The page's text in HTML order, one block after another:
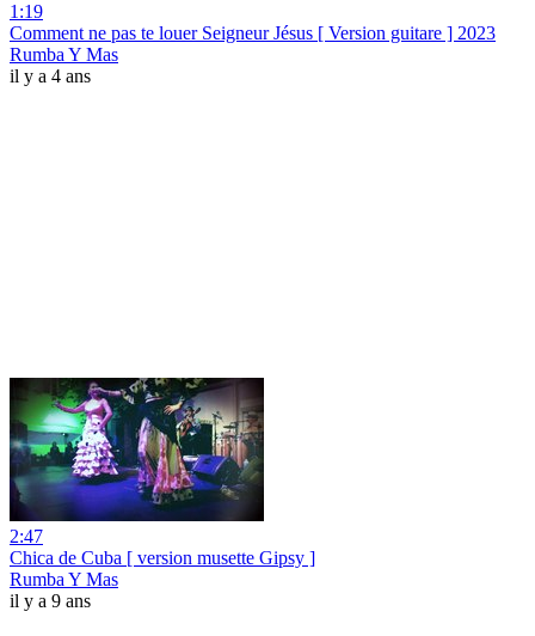
1:19
Comment ne pas te louer Seigneur Jésus [ Version guitare ] 2023
Rumba Y Mas
il y a 4 ans
2:47
Chica de Cuba [ version musette Gipsy ]
Rumba Y Mas
il y a 9 ans